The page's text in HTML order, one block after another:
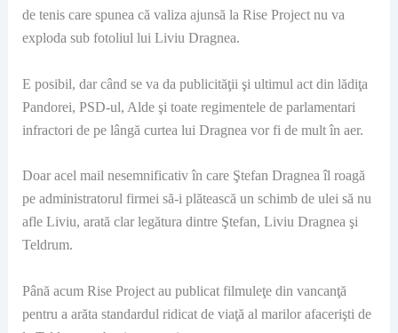
de tenis care spunea că valiza ajunsă la Rise Project nu va
exploda sub fotoliul lui Liviu Dragnea.
E posibil, dar când se va da publicităţii şi ultimul act din lădiţa
Pandorei, PSD-ul, Alde şi toate regimentele de parlamentari
infractori de pe lângă curtea lui Dragnea vor fi de mult în aer.
Doar acel mail nesemnificativ în care Ştefan Dragnea îl roagă
pe administratorul firmei să-i plătească un schimb de ulei să nu
afle Liviu, arată clar legătura dintre Ştefan, Liviu Dragnea şi
Teldrum.
Până acum Rise Project au publicat filmuleţe din vancanţă
pentru a arăta standardul ridicat de viaţă al marilor afacerişti de